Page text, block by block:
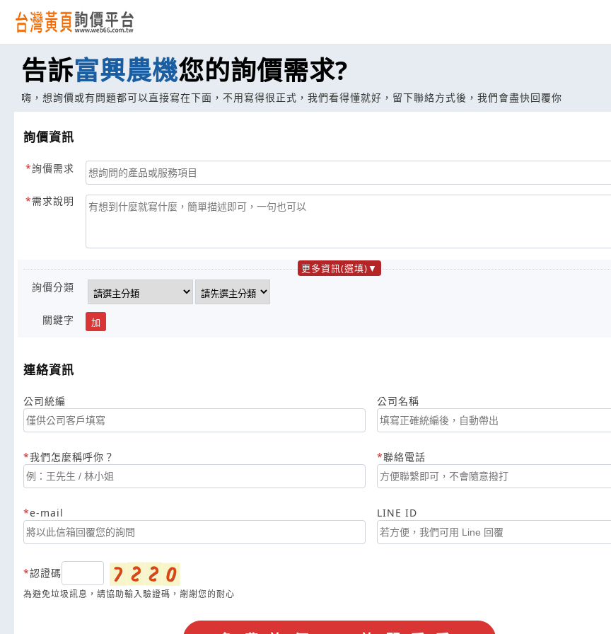
告訴富興農機您的詢價需求?
嗨，想詢價或有問題都可以直接寫在下面，不用寫得很正式，我們看得懂就好，留下聯絡方式後，我們會盡快回覆你
詢價資訊
詢價需求
需求說明
更多資訊(選填)
詢價分類
關鍵字 加
連絡資訊
公司統編 公司名稱
我們怎麼稱呼你？ 聯絡電話
e-mail LINE ID
認證碼
為避免垃圾訊息，請協助輸入驗證碼，謝謝您的耐心